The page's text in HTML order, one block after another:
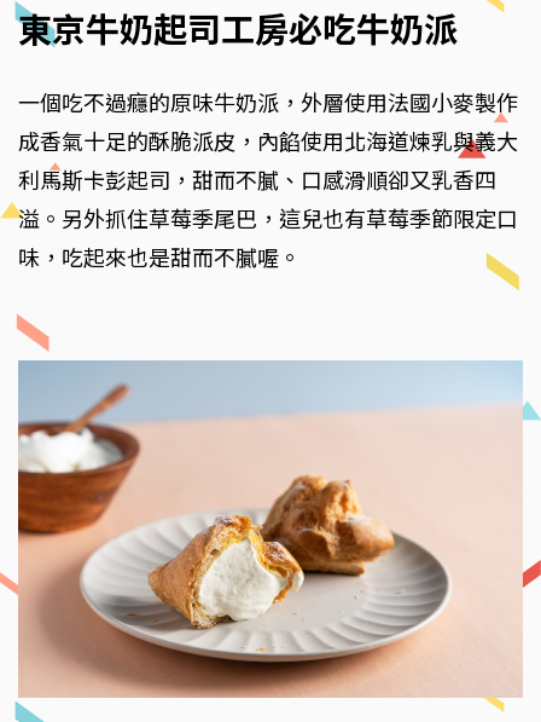
東京牛奶起司工房必吃牛奶派
一個吃不過癮的原味牛奶派，外層使用法國小麥製作
成香氣十足的酥脆派皮，內餡使用北海道煉乳與義大
利馬斯卡彭起司，甜而不膩、口感滑順卻又乳香四
溢。另外抓住草莓季尾巴，這兒也有草莓季節限定口
味，吃起來也是甜而不膩喔。